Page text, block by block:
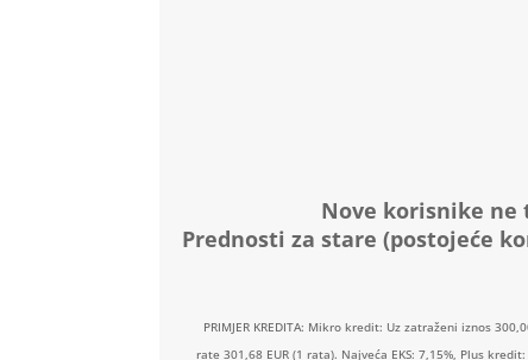
Nove korisnike ne
Prednosti za stare (postojeće
PRIMJER KREDITA: Mikro kredit: Uz zatraženi iznos
rate 301,68 EUR (1 rata). Najveća EKS: 7,15%, Plus